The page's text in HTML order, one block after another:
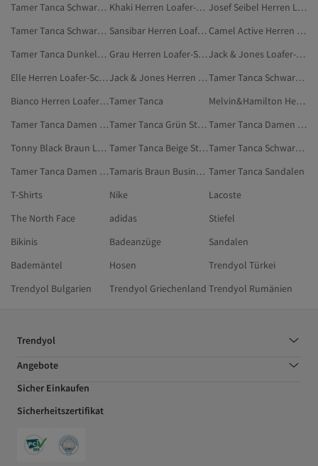
Tamer Tanca Schwarz Freizeitschuhe
Khaki Herren Loafer-Schuhe
Josef Seibel Herren Loafer-Schuhe
Tamer Tanca Schwarz Sportschuhe
Sansibar Herren Loafer-Schuhe
Camel Active Herren Loafer-Schuhe
Tamer Tanca Dunkelblau Freizeitschuhe
Grau Herren Loafer-Schuhe
Jack & Jones Loafer-Schuhe
Elle Herren Loafer-Schuhe
Jack & Jones Herren Loafer-Schuhe
Tamer Tanca Schwarz Hausschuhe
Bianco Herren Loafer-SchuheTamer Tanca
Melvin&Hamilton Herren Loafer-Schuhe
Tamer Tanca Damen Hausschuhe
Tamer Tanca Grün Stilettos
Tamer Tanca Damen Stilettos
Tonny Black Braun Loafer-Schuhe
Tamer Tanca Beige Stiefel & Hohe Stiefel
Tamer Tanca Schwarz Sandalen & Pantoletten
Tamer Tanca Damen Freizeitschuhe
Tamaris Braun Business-Schuhe Tamer Tanca Sandalen
T-Shirts
Nike
Lacoste
The North Face
adidas
Stiefel
Bikinis
Badeanzüge
Sandalen
Bademäntel
Hosen
Trendyol Türkei
Trendyol Bulgarien
Trendyol Griechenland Trendyol Rumänien
Trendyol
Angebote
Sicher Einkaufen
Sicherheitszertifikat